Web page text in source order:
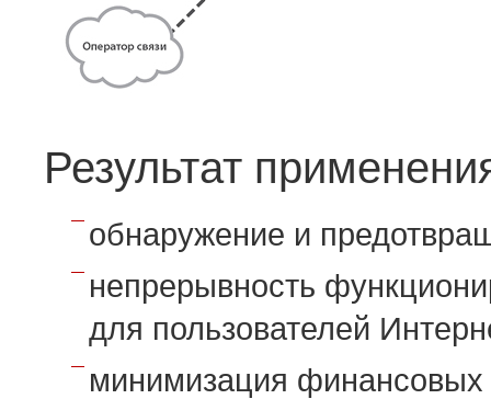
Результат
обнаружение и
непрерывность
для пользователей
минимизация финансовых